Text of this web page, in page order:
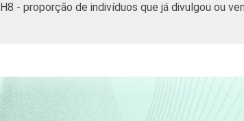
H8 - proporção de indivíduos que já divulgou ou